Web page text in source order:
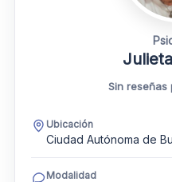
Sin reseñas
Ubicación
Ciudad Autónoma de
Modalidad